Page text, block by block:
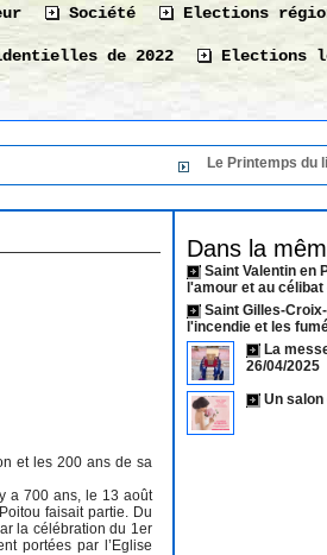
Société Elections
de 2022 Elections
Le Printemps du livre
et les 200 ans de sa
a 700 ans, le 13 août
faisait partie. Du
la célébration du 1er
portées par l’Eglise
Dans la
Saint Valentin en
l'amour et au
Saint Gilles-
l'incendie et les
La
26/04/2025
Un